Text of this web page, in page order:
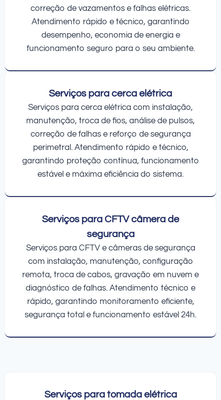
correção de vazamentos e falhas elétricas.
Atendimento rápido e técnico, garantindo
desempenho, economia de energia e
funcionamento seguro para o seu ambiente.
Serviços para cerca elétrica
Serviços para cerca elétrica com instalação,
manutenção, troca de fios, análise de pulsos,
correção de falhas e reforço de segurança
perimetral. Atendimento rápido e técnico,
garantindo proteção contínua, funcionamento
estável e máxima eficiência do sistema.
Serviços para CFTV câmera de
segurança
Serviços para CFTV e câmeras de segurança
com instalação, manutenção, configuração
remota, troca de cabos, gravação em nuvem e
diagnóstico de falhas. Atendimento técnico e
rápido, garantindo monitoramento eficiente,
segurança total e funcionamento estável 24h.
Serviços para tomada elétrica